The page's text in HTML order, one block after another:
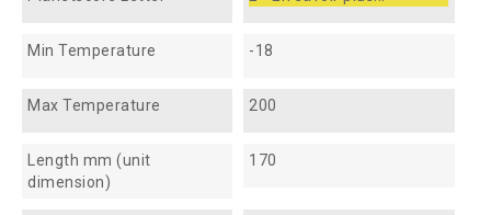
Min Temperature -18
Max Temperature 200
Length mm (unit
dimension)
170